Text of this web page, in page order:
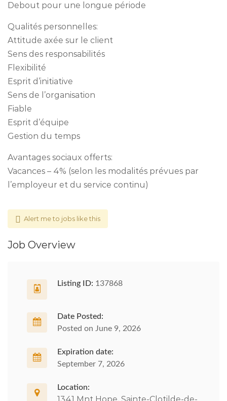
Debout pour une longue période
Qualités personnelles:
Attitude axée sur le client
Sens des responsabilités
Flexibilité
Esprit d’initiative
Sens de l’organisation
Fiable
Esprit d’équipe
Gestion du temps
Avantages sociaux offerts:
Vacances – 4% (selon les modalités prévues par
l’employeur et du service continu)
Alert me to jobs like this
Job Overview
Listing ID: 137868
Date Posted:
Posted on June 9, 2026
Expiration date:
September 7, 2026
Location: